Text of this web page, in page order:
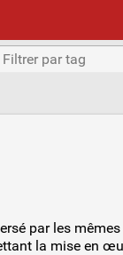
par les
la mise en